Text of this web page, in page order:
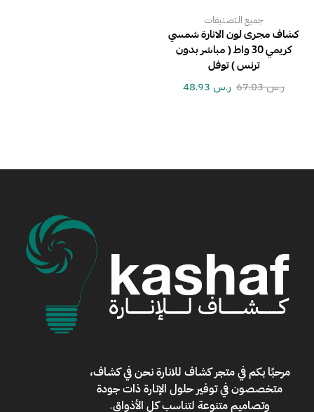
جميع التصنيفات
كشاف مجرى لون الانارة شمسي
كريمي 30 واط ( مباشر بدون
ترنس ) توفل
ر.س67.03 ر.س
مرحبًا بكم فيمتجر كشاف للانارةنحن في كشاف،
متخصصون في توفير حلول الإنارة ذات جودة
وتصاميم متنوعة لتناسب كل الأذواق.